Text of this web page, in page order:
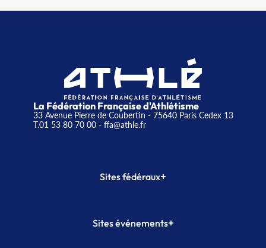
La Fédération Française d'Athlétisme
33 Avenue Pierre de Coubertin - 75640 Paris Cedex 13
T.01 53 80 70 00- ffa@athle.fr
Sites fédéraux+
Plateforme Formation
Sites événements+